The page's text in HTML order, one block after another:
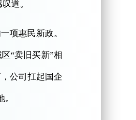
道。
项惠民新政。
“卖旧买新”相
公司扛起国企
。